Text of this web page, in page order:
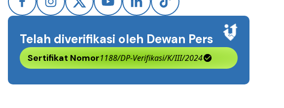
Telah diverifikasi oleh Dewan Pers
Sertifikat Nomor1188/DP-Verifikasi/K/III/2024